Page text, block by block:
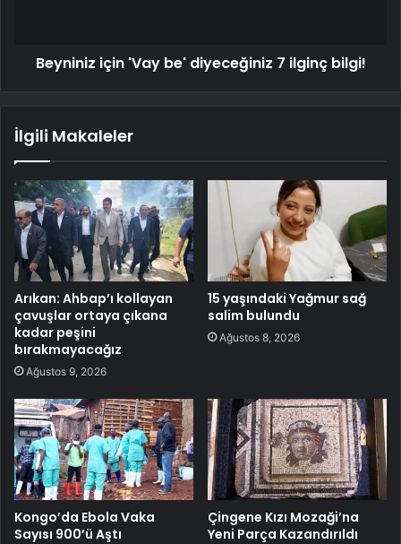
Beyniniz için 'Vay be' diyeceğiniz 7 ilginç bilgi!
İlgili Makaleler
Arıkan: Ahbap’ı kollayan
çavuşlar ortaya çıkana
kadar peşini
bırakmayacağız
Ağustos 9, 2026
15 yaşındaki Yağmur sağ
salim bulundu
Ağustos 8, 2026
Kongo’da Ebola Vaka
Sayısı 900’ü Aştı
Çingene Kızı Mozaği’na
Yeni Parça Kazandırıldı